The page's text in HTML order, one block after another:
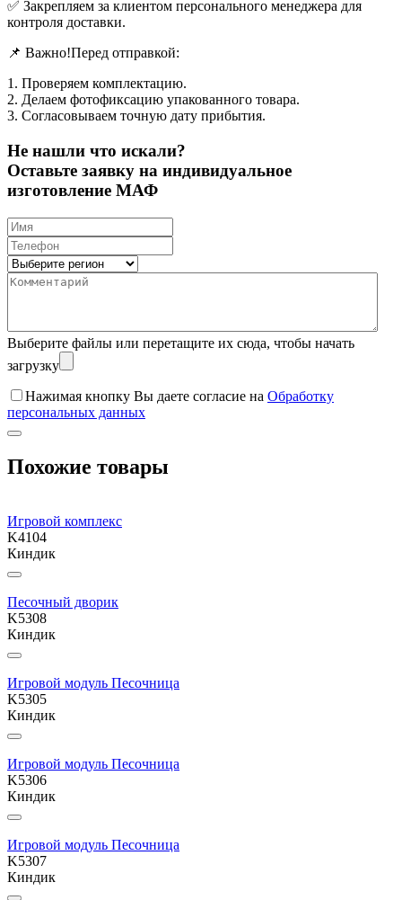
✅ Закрепляем за клиентом персонального менеджера для
контроля доставки.
📌 Важно!Перед отправкой:
1. Проверяем комплектацию.
2. Делаем фотофиксацию упакованного товара.
3. Согласовываем точную дату прибытия.
Не нашли что искали?
Оставьте заявку на индивидуальное
изготовление МАФ
Выберите файлы или перетащите их сюда, чтобы начать
загрузку
Нажимая кнопку Вы даете согласие на Обработку
персональных данных
Похожие товары
Игровой комплекс
K4104
Киндик
Песочный дворик
K5308
Киндик
Игровой модуль Песочница
K5305
Киндик
Игровой модуль Песочница
K5306
Киндик
Игровой модуль Песочница
K5307
Киндик